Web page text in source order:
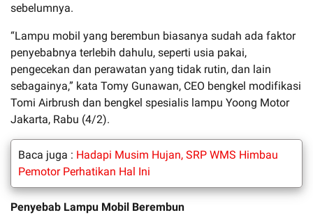
sebelumnya.
“Lampu mobil yang berembun biasanya sudah ada faktor
penyebabnya terlebih dahulu, seperti usia pakai,
pengecekan dan perawatan yang tidak rutin, dan lain
sebagainya,” kata Tomy Gunawan, CEO bengkel modifikasi
Tomi Airbrush dan bengkel spesialis lampu Yoong Motor
Jakarta, Rabu (4/2).
Baca juga : Hadapi Musim Hujan, SRP WMS Himbau
Pemotor Perhatikan Hal Ini
Penyebab Lampu Mobil Berembun